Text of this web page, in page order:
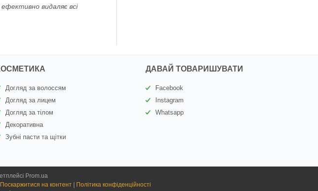
видаляє всі
Догляд за волоссям
Догляд за лицем
Догляд за тілом
Декоративна
Зубні пасти та щітки
ДАВАЙ ТОВАРИШУВАТИ
Facebook
Instagram
Whatsapp
Prom.ua
Поскаржитися на контент
Політика конфіденційності